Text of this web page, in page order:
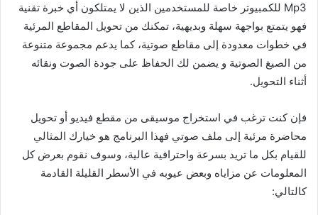
Mp3 للكمبيوتر خاصة للمستخدمين الذين لا يمتلكون أي خبرة تقنية
فهو يتمتع بواجهة سهلة وبديهية، تمكنك من تحويل المقاطع المرئية
في خطوات معدودة إلى مقاطع صوتية، كما يدعم مجموعة متنوعة
من الصيغ الصوتية و يضمن لك الحفاظ على جودة الصوت ونقائه
أثناء التحويل.
فإن كنت ترغب في استخراج موسيقى من مقطع فيديو أو تحويل
محاضرة مرئية إلى ملف صوتي فهذا البرنامج هو خيارك المثالي
للقيام بكل ما تريد بسرعة واحترافية عالية، وسوف نقوم بعرض كل
المعلومات عن مزاياه وبعض عيوبه في الأسطر القليلة القادمة
كالتالي: